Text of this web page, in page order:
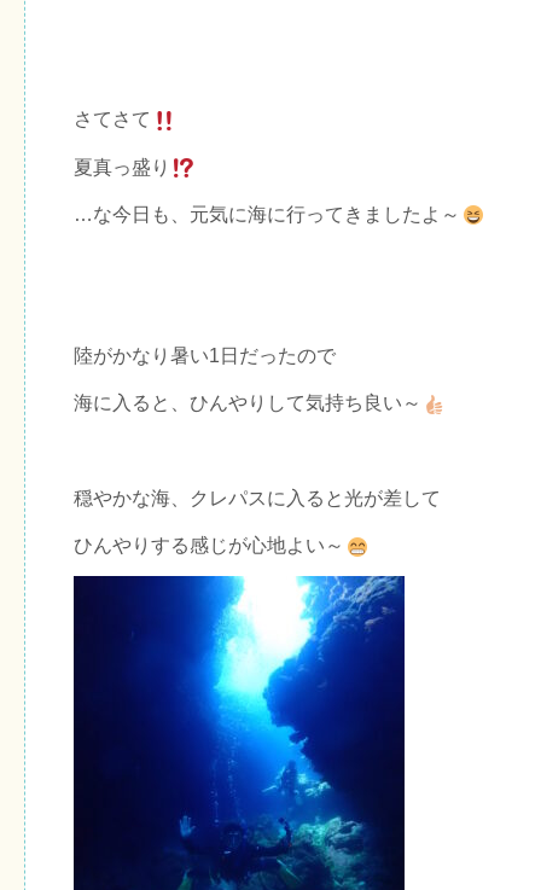
さてさて
夏真っ盛り
…な今日も、元気に海に行ってきましたよ～
陸がかなり暑い1日だったので
海に入ると、ひんやりして気持ち良い～
穏やかな海、クレパスに入ると光が差して
ひんやりする感じが心地よい～